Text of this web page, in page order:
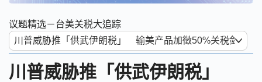
议题精选－台美关税大追踪
川普威胁推「供武伊朗税」